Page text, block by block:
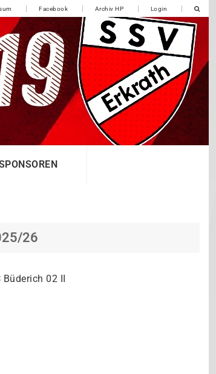
Facebook Archiv HP Login
26
Büderich 02 II